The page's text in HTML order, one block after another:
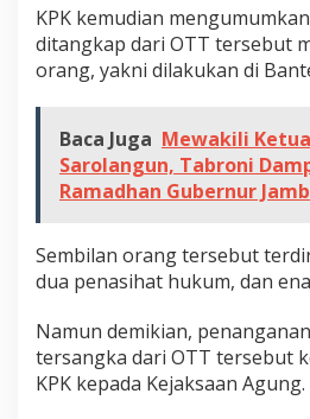
n
g
t
i
g
t
e
p
a
t
KPK kemudian
ditangkap dari OTT tersebut
orang, yakni dilakukan di
Baca Juga Mewakili Ketua
Sarolangun, Tabroni
Ramadhan Gubernur
Sembilan orang tersebut
dua penasihat hukum, dan
Namun demikian,
tersangka dari OTT tersebut
KPK kepada Kejaksaan Agung.